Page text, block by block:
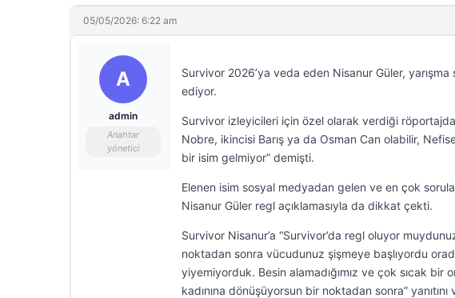
05/05/2026: 6:22 am
A
admin
Anahtar
yönetici
Survivor 2026’ya veda eden Nisanur Güler,
ediyor.
Survivor izleyicileri için özel olarak verdiği
Nobre, ikincisi Barış ya da Osman Can olabilir,
bir isim gelmiyor” demişti.
Elenen isim sosyal medyadan gelen ve en çok
Nisanur Güler regl açıklamasıyla da dikkat çekti.
Survivor Nisanur’a “Survivor’da regl oluyor
noktadan sonra vücudunuz şişmeye başlıyordu
yiyemiyorduk. Besin alamadığımız ve çok sıcak
kadınına dönüşüyorsun bir noktadan sonra” yanıtını